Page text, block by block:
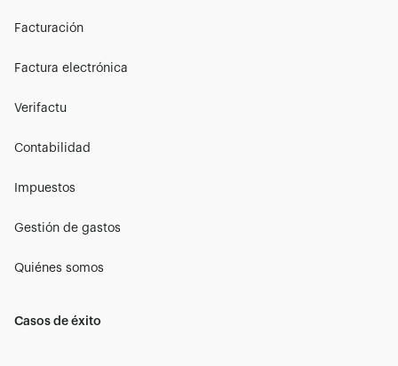
Facturación
Factura electrónica
Verifactu
Contabilidad
Impuestos
Gestión de gastos
Quiénes somos
Casos de éxito